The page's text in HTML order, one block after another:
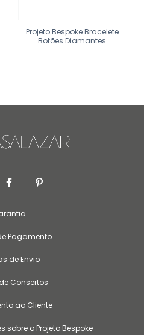
Projeto Bespoke Bracelete
Botões Diamantes
Pagamento
de Envio
Consertos
ao Cliente
sobre o Projeto Bespoke